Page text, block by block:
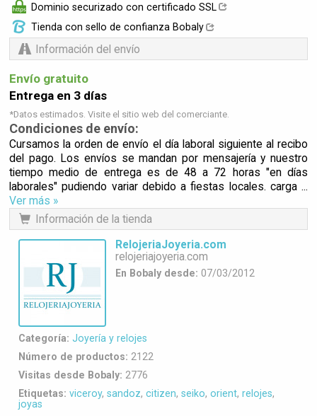
Dominio securizado con certificado SSL
Tienda con sello de confianza Bobaly
Información del envío
Envío gratuito
Entrega en 3 días
*Datos estimados. Visite el sitio web del comerciante.
Condiciones de envío:
Cursamos la orden de envío el día laboral siguiente al recibo
del pago. Los envíos se mandan por mensajería y nuestro
tiempo medio de entrega es de 48 a 72 horas "en días
laborales" pudiendo variar debido a fiestas locales. carga ...
Ver más »
Información de la tienda
RelojeriaJoyeria.com
relojeriajoyeria.com
En Bobaly desde: 07/03/2012
Categoría: Joyería y relojes
Número de productos: 2122
Visitas desde Bobaly: 2776
Etiquetas: viceroy, sandoz, citizen, seiko, orient, relojes,
joyas